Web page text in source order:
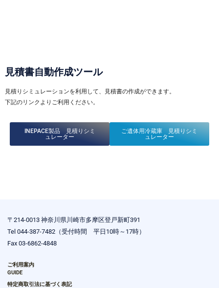
見積書自動作成ツール
見積りシミュレーションを利用して、見積書の作成ができます。
下記のリンクよりご利用ください。
INEPACE製品 見積りシミ
ュレーター
ご遺体用冷蔵庫 見積りシミ
ュレーター
〒214-0013 神奈川県川崎市多摩区登戸新町391
Tel 044-387-7482（受付時間 平日10時～17時）
Fax 03-6862-4848
ご利用案内
GUIDE
特定商取引法に基づく表記